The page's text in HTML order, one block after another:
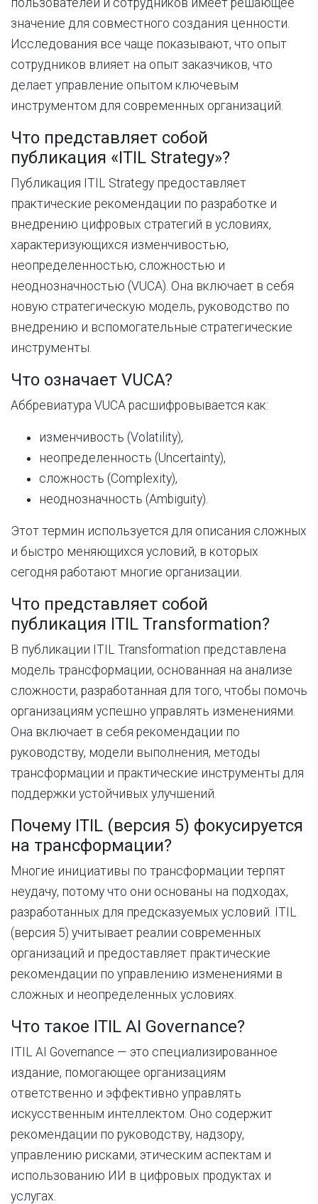
значение для совместного создания ценности.
Исследования все чаще показывают, что опыт
сотрудников влияет на опыт заказчиков, что
делает управление опытом ключевым
инструментом для современных организаций.
Что представляет собой
публикация «ITIL Strategy»?
Публикация ITIL Strategy предоставляет
практические рекомендации по разработке и
внедрению цифровых стратегий в условиях,
характеризующихся изменчивостью,
неопределенностью, сложностью и
неоднозначностью (VUCA). Она включает в себя
новую стратегическую модель, руководство по
внедрению и вспомогательные стратегические
инструменты.
Что означает VUCA?
Аббревиатура VUCA расшифровывается как:
изменчивость (Volatility),
неопределенность (Uncertainty),
сложность (Complexity),
неоднозначность (Ambiguity).
Этот термин используется для описания сложных
и быстро меняющихся условий, в которых
сегодня работают многие организации.
Что представляет собой
публикация ITIL Transformation?
В публикации ITIL Transformation представлена ​​
модель трансформации, основанная на анализе
сложности, разработанная для того, чтобы помочь
организациям успешно управлять изменениями.
Она включает в себя рекомендации по
руководству, модели выполнения, методы
трансформации и практические инструменты для
поддержки устойчивых улучшений.
Почему ITIL (версия 5) фокусируется
на трансформации?
Многие инициативы по трансформации терпят
неудачу, потому что они основаны на подходах,
разработанных для предсказуемых условий. ITIL
(версия 5) учитывает реалии современных
организаций и предоставляет практические
рекомендации по управлению изменениями в
сложных и неопределенных условиях.
Что такое ITIL AI Governance?
ITIL AI Governance — это специализированное
издание, помогающее организациям
ответственно и эффективно управлять
искусственным интеллектом. Оно содержит
рекомендации по руководству, надзору,
управлению рисками, этическим аспектам и
использованию ИИ в цифровых продуктах и ​​
услугах.